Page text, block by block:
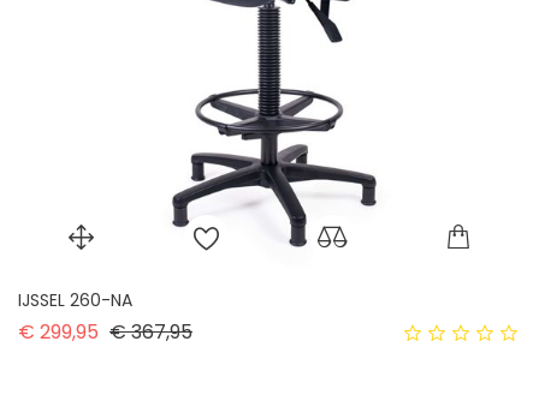
IJSSEL 260-NA
€ 299,95 Normale prijs
€ 367,95Prijs